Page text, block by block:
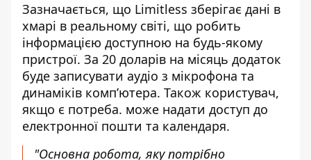
Зазначається, що Limitless зберігає дані в
хмарі в реальному світі, що робить
інформацією доступною на будь-якому
пристрої. За 20 доларів на місяць додаток
буде записувати аудіо з мікрофона та
динаміків комп’ютера. Також користувач,
якщо є потреба. може надати доступ до
електронної пошти та календаря.
"Основна робота, яку потрібно